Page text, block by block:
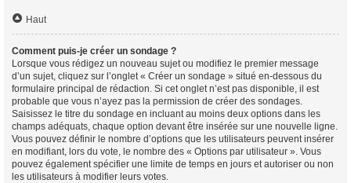
Haut
Comment puis-je créer un sondage ?
Lorsque vous rédigez un nouveau sujet ou modifiez le premier message
d’un sujet, cliquez sur l’onglet « Créer un sondage » situé en-dessous du
formulaire principal de rédaction. Si cet onglet n’est pas disponible, il est
probable que vous n’ayez pas la permission de créer des sondages.
Saisissez le titre du sondage en incluant au moins deux options dans les
champs adéquats, chaque option devant être insérée sur une nouvelle ligne.
Vous pouvez définir le nombre d’options que les utilisateurs peuvent insérer
en modifiant, lors du vote, le nombre des « Options par utilisateur ». Vous
pouvez également spécifier une limite de temps en jours et autoriser ou non
les utilisateurs à modifier leurs votes.